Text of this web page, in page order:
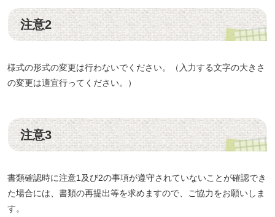
注意2
様式の形式の変更は行わないでください。（入力する文字の大きさ
の変更は適宜行ってください。）
注意3
書類確認時に注意1及び2の事項が遵守されていないことが確認でき
た場合には、書類の再提出等を求めますので、ご協力をお願いしま
す。